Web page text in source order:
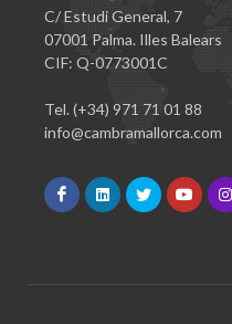
C/ Estudi General, 7
07001 Palma. Illes Balears
CIF: Q-0773001C
Tel. (+34) 971 71 01 88
info@cambramallorca.com